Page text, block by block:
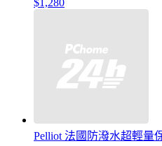
$1,280
Pelliot 法國防潑水超輕量